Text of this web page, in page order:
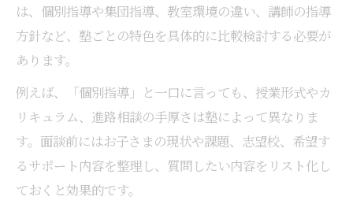
は、個別指導や集団指導、教室環境の違い、講師の指導
方針など、塾ごとの特色を具体的に比較検討する必要が
あります。
例えば、「個別指導」と一口に言っても、授業形式やカ
リキュラム、進路相談の手厚さは塾によって異なりま
す。面談前にはお子さまの現状や課題、志望校、希望す
るサポート内容を整理し、質問したい内容をリスト化し
ておくと効果的です。